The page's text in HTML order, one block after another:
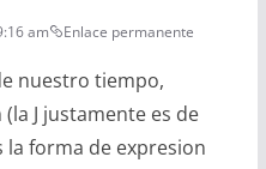
am Enlace permanente
nuestro tiempo,
J justamente es de
la forma de expresion